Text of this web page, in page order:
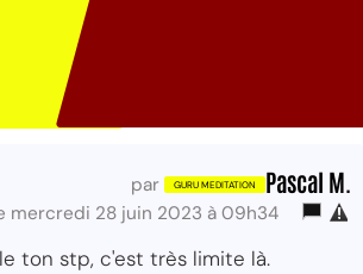
par Pascal M.
mercredi 28 juin 2023 à 09h34
ton stp, c'est très limite là.